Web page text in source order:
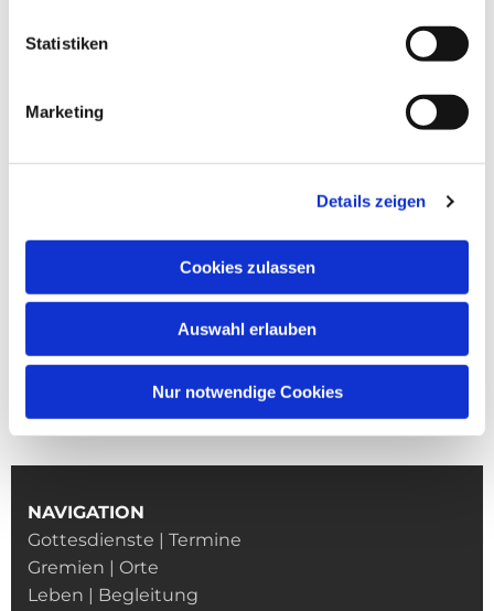
Statistiken
Marketing
Details zeigen
Cookies zulassen
Auswahl erlauben
Nur notwendige Cookies
NAVIGATION
Gottesdienste | Termine
Gremien | Orte
Leben | Begleitung